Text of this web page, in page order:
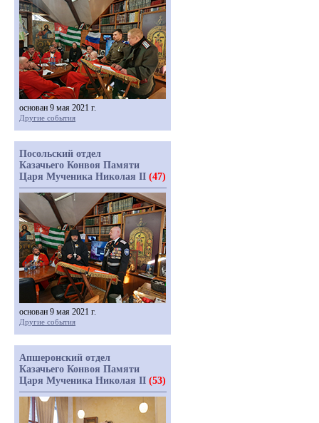
основан 9 мая 2021 г.
Другие события
Посольский отдел
Казачьего Конвоя Памяти
Царя Мученика Николая II (47)
основан 9 мая 2021 г.
Другие события
Апшеронский отдел
Казачьего Конвоя Памяти
Царя Мученика Николая II (53)